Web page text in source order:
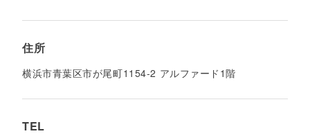
住所
横浜市青葉区市が尾町1154-2 アルファード1階
TEL